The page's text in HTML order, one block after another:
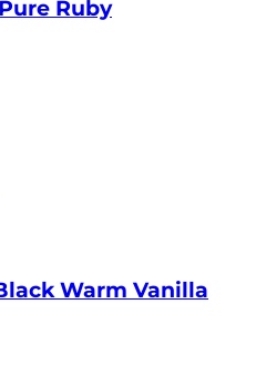
Ruby
Warm Vanilla